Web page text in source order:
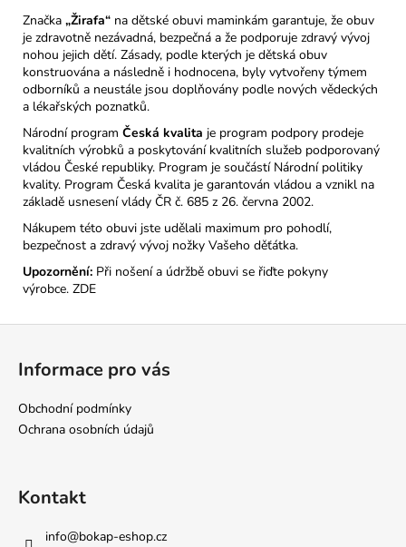
Značka „Žirafa“ na dětské obuvi maminkám garantuje, že obuv
je zdravotně nezávadná, bezpečná a že podporuje zdravý vývoj
nohou jejich dětí. Zásady, podle kterých je dětská obuv
konstruována a následně i hodnocena, byly vytvořeny týmem
odborníků a neustále jsou doplňovány podle nových vědeckých
a lékařských poznatků.
Národní program Česká kvalita je program podpory prodeje
kvalitních výrobků a poskytování kvalitních služeb podporovaný
vládou České republiky. Program je součástí Národní politiky
kvality. Program Česká kvalita je garantován vládou a vznikl na
základě usnesení vlády ČR č. 685 z 26. června 2002.
Nákupem této obuvi jste udělali maximum pro pohodlí,
bezpečnost a zdravý vývoj nožky Vašeho děťátka.
Upozornění: Při nošení a údržbě obuvi se řiďte pokyny
výrobce. ZDE
Informace pro vás
Obchodní podmínky
Ochrana osobních údajů
Kontakt
info@bokap-eshop.cz